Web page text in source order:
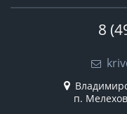
8
п.